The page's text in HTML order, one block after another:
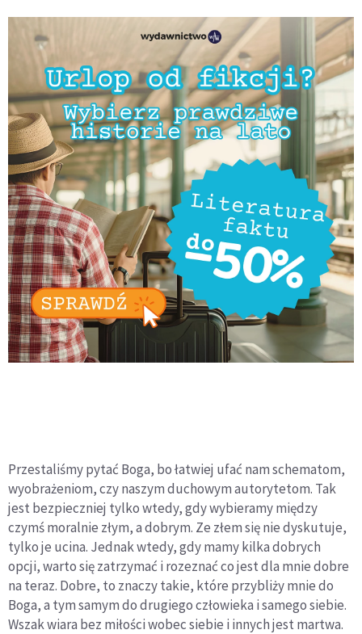
Przestaliśmy pytać Boga, bo łatwiej ufać nam schematom,
wyobrażeniom, czy naszym duchowym autorytetom. Tak
jest bezpieczniej tylko wtedy, gdy wybieramy między
czymś moralnie złym, a dobrym. Ze złem się nie dyskutuje,
tylko je ucina. Jednak wtedy, gdy mamy kilka dobrych
opcji, warto się zatrzymać i rozeznać co jest dla mnie dobre
na teraz. Dobre, to znaczy takie, które przybliży mnie do
Boga, a tym samym do drugiego człowieka i samego siebie.
Wszak wiara bez miłości wobec siebie i innych jest martwa.